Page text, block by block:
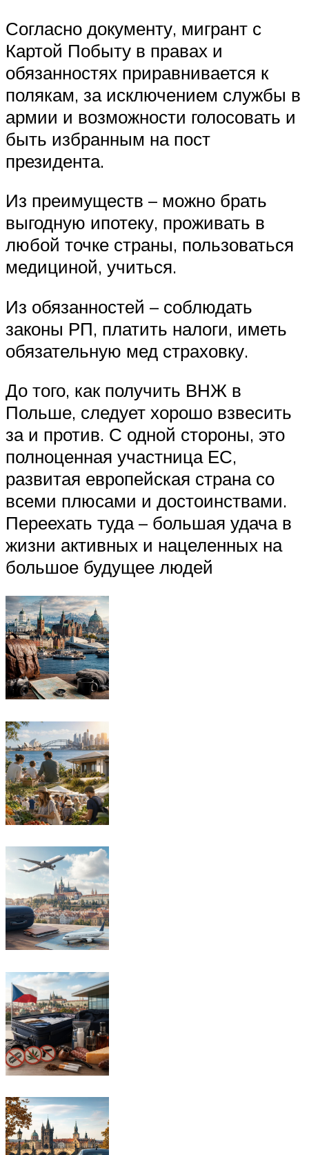
Согласно документу, мигрант с
Картой Побыту в правах и
обязанностях приравнивается к
полякам, за исключением службы в
армии и возможности голосовать и
быть избранным на пост
президента.
Из преимуществ – можно брать
выгодную ипотеку, проживать в
любой точке страны, пользоваться
медициной, учиться.
Из обязанностей – соблюдать
законы РП, платить налоги, иметь
обязательную мед страховку.
До того, как получить ВНЖ в
Польше, следует хорошо взвесить
за и против. С одной стороны, это
полноценная участница ЕС,
развитая европейская страна со
всеми плюсами и достоинствами.
Переехать туда – большая удача в
жизни активных и нацеленных на
большое будущее людей